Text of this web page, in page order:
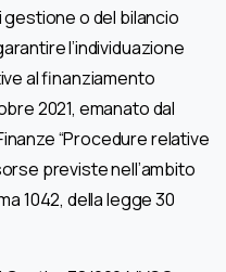
gestione o del bilancio
l’individuazione
al finanziamento
2021, emanato dal
“Procedure relative
previste nell’ambito
1042, della legge 30